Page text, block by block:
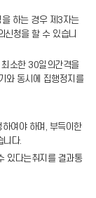
하는 경우 제3자는
신청을 할 수 있습니
소한 30일의간격을
와 동시에 집행정지를
여야 하며, 부득이한
니다.
있다는취지를 결과통